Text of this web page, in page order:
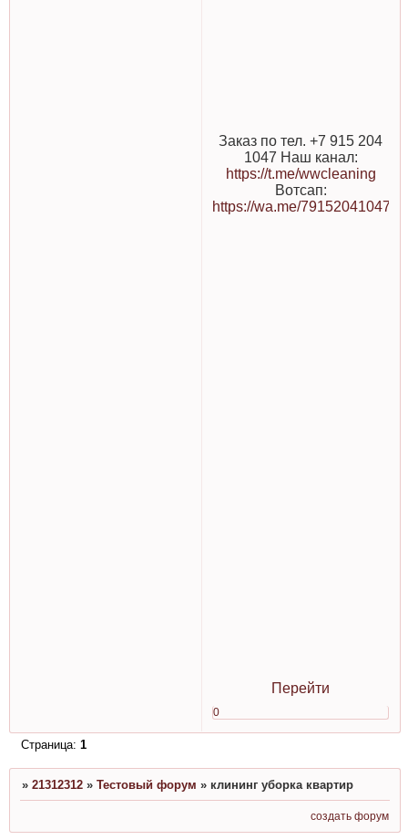
Заказ по тел. +7 915 204
1047 Наш канал:
https://t.me/wwcleaning
Вотсап:
https://wa.me/79152041047
Перейти
0
Страница: 1
» 21312312 » Тестовый форум » клининг уборка квартир
создать форум